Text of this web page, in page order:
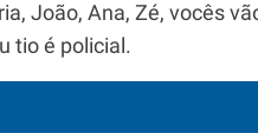
João, Ana, Zé, vocês
tio é policial.